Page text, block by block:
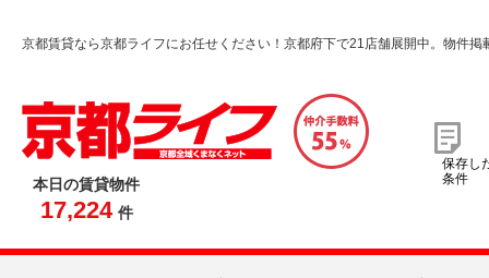
京都賃貸なら京都ライフにお任せください！京都府下で21店舗展開中。物件掲
本日の賃貸物件
17,224 件
保存し
条件